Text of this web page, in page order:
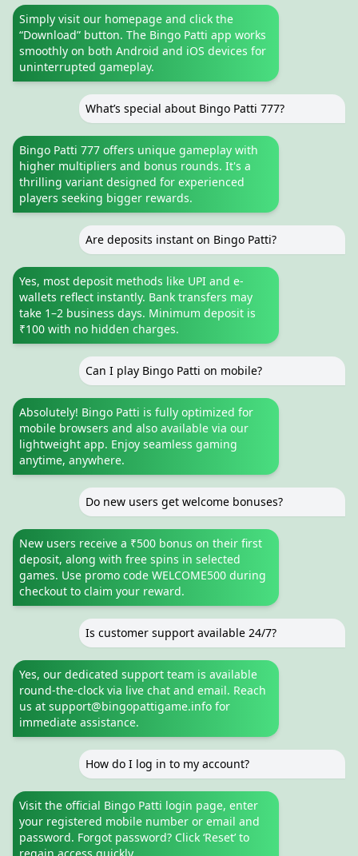
Simply visit our homepage and click the
“Download” button. The Bingo Patti app works
smoothly on both Android and iOS devices for
uninterrupted gameplay.
What’s special about Bingo Patti 777?
Bingo Patti 777 offers unique gameplay with
higher multipliers and bonus rounds. It's a
thrilling variant designed for experienced
players seeking bigger rewards.
Are deposits instant on Bingo Patti?
Yes, most deposit methods like UPI and e-
wallets reflect instantly. Bank transfers may
take 1–2 business days. Minimum deposit is
₹100 with no hidden charges.
Can I play Bingo Patti on mobile?
Absolutely! Bingo Patti is fully optimized for
mobile browsers and also available via our
lightweight app. Enjoy seamless gaming
anytime, anywhere.
Do new users get welcome bonuses?
New users receive a ₹500 bonus on their first
deposit, along with free spins in selected
games. Use promo code WELCOME500 during
checkout to claim your reward.
Is customer support available 24/7?
Yes, our dedicated support team is available
round-the-clock via live chat and email. Reach
us at support@bingopattigame.info for
immediate assistance.
How do I log in to my account?
Visit the official Bingo Patti login page, enter
your registered mobile number or email and
password. Forgot password? Click ‘Reset’ to
regain access quickly.